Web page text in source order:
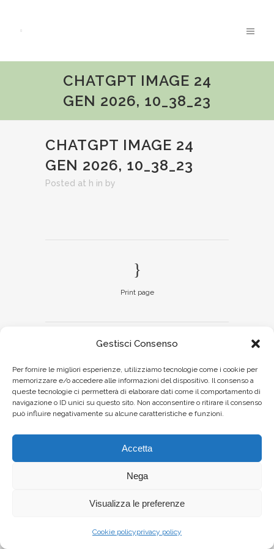
Gestisci Consenso
Per fornire le migliori esperienze, utilizziamo tecnologie come i cookie per
memorizzare e/o accedere alle informazioni del dispositivo. Il consenso a
queste tecnologie ci permetterà di elaborare dati come il comportamento di
navigazione o ID unici su questo sito. Non acconsentire o ritirare il consenso
può influire negativamente su alcune caratteristiche e funzioni.
Accetta
Nega
Visualizza le preferenze
Cookie policyprivacy policy
CHATGPT IMAGE 24
GEN 2026, 10_38_23
CHATGPT IMAGE 24
GEN 2026, 10_38_23
Posted at h in by
Print page